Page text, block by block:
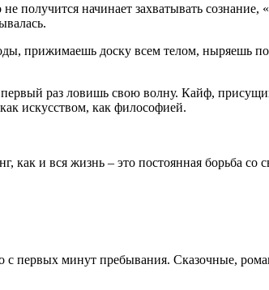
получится начинает захватывать
прижимаешь доску всем телом, ныряешь
раз ловишь свою волну. Кайф,
искусством, как философией.
как и вся жизнь – это постоянная борьба
с первых минут пребывания. Сказочные,